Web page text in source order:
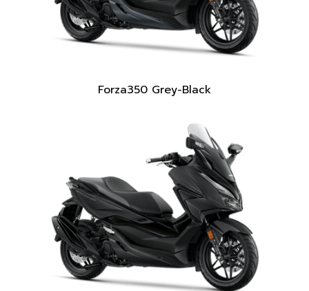
Forza350 Grey-Black